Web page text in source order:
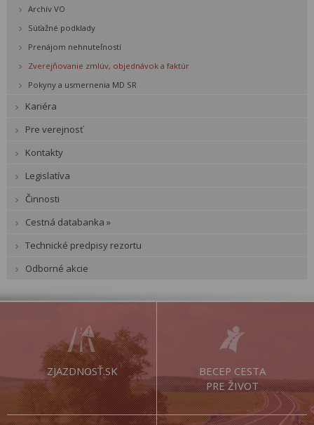
Archív VO
Súťažné podklady
Prenájom nehnuteľností
Zverejňovanie zmlúv, objednávok a faktúr
Pokyny a usmernenia MD SR
Kariéra
Pre verejnosť
Kontakty
Legislatíva
Činnosti
Cestná databanka »
Technické predpisy rezortu
Odborné akcie
ZJAZDNOSŤ.SK
BECEP CESTA
PRE ŽIVOT